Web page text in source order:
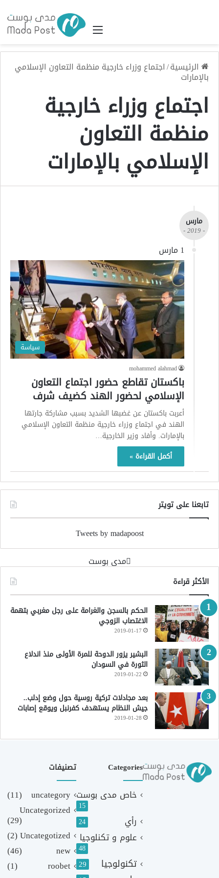
القائمة
الرئيسية/اجتماع وزراء خارجية منظمة التعاون الإسلامي
بالإمارات
اجتماع وزراء خارجية
منظمة التعاون
الإسلامي بالإمارات
مارس
- 2019 -
1 مارس
سياسة
mohammed alahmad
باكستان تقاطع حضور اجتماع التعاون
الإسلامي لحضور الهند كضيف شرف
أعربت باكستان عن غضبها الشديد بسبب مشاركة جارتها
الهند في اجتماع وزراء خارجية منظمة التعاون الإسلامي
بالإمارات. وأفاد وزير الخارجية…
أكمل القراءة »
تابعنا على تويتر
Tweets by madapoost
‏مدى بوست‏
الأكثر قراءة
الحكم بالسجن والغرامة على رجل مغربي بتهمة
الاغتصاب الزوجي
2019-01-17
البشير يزور الدوحة للمرة الأولى منذ اندلاع
الثورة في السودان
2019-01-22
بعد مجادلات تركية روسية حول وضع إدلب..
جيش النظام يستهدف كفرنبل ويوقع إصابات
2019-01-28
Categories
خاص مدى بوست
15
رأي 24
علوم و تكنلوجيا
48
تكنولوجيا 29
تصنيفات
uncategory
(11)
Uncategorized
(29)
Uncategotized
(2)
new
(46)
roobet
(1)